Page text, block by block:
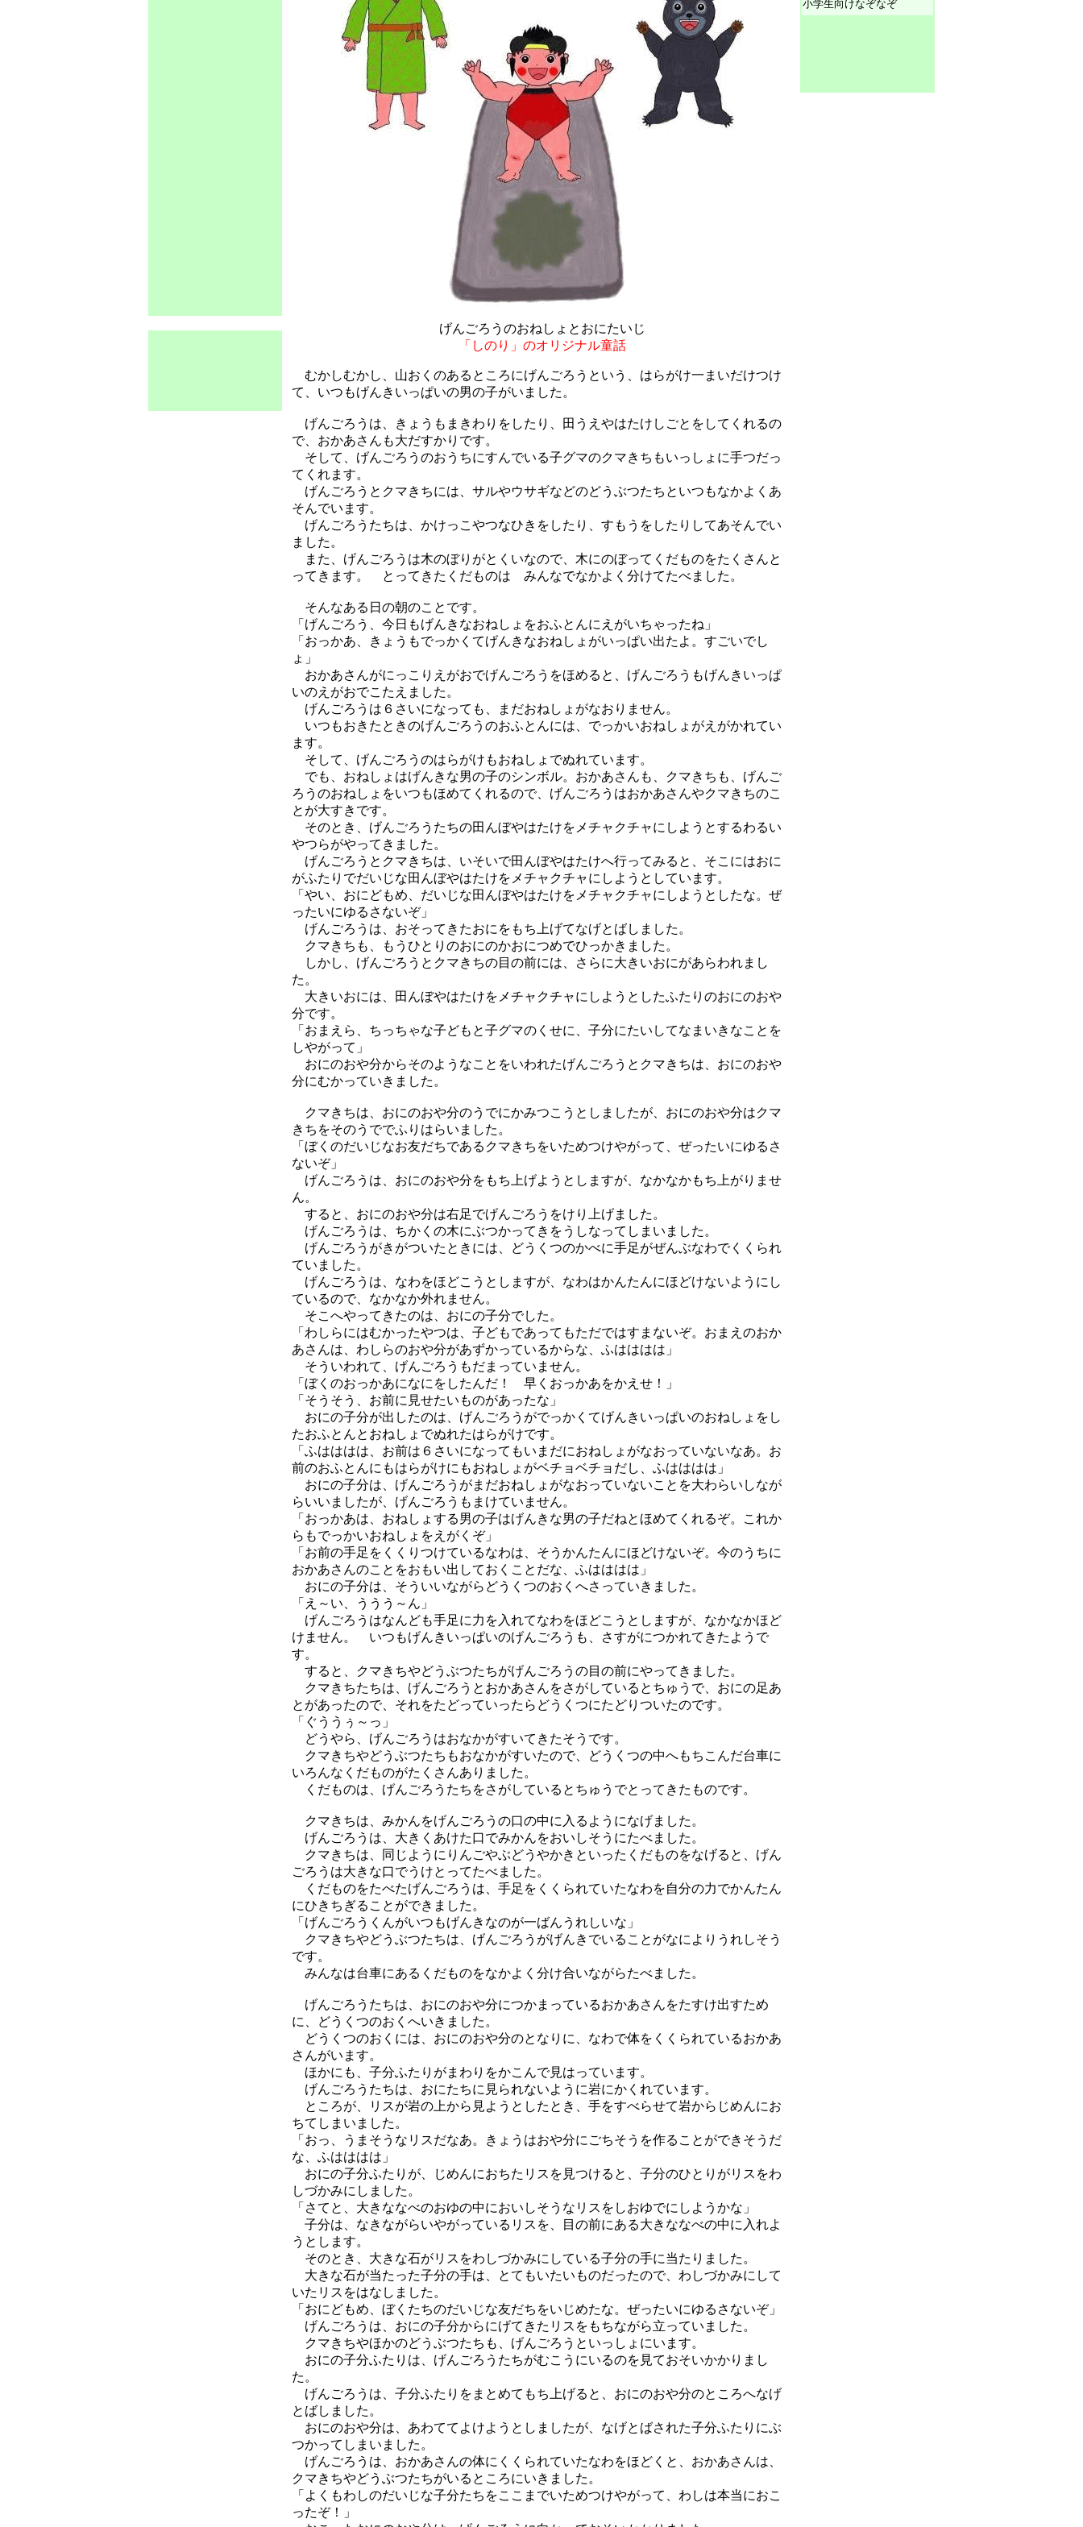
げんごろうのおねしょとおにたいじ
「しのり」のオリジナル童話
むかしむかし、山おくのあるところにげんごろうという、はらがけ一まいだけつけ
て、いつもげんきいっぱいの男の子がいました。
げんごろうは、きょうもまきわりをしたり、田うえやはたけしごとをしてくれるの
で、おかあさんも大だすかりです。
そして、げんごろうのおうちにすんでいる子グマのクマきちもいっしょに手つだっ
てくれます。
げんごろうとクマきちには、サルやウサギなどのどうぶつたちといつもなかよくあ
そんでいます。
げんごろうたちは、かけっこやつなひきをしたり、すもうをしたりしてあそんでい
ました。
また、げんごろうは木のぼりがとくいなので、木にのぼってくだものをたくさんと
ってきます。 とってきたくだものは みんなでなかよく分けてたべました。
そんなある日の朝のことです。
「げんごろう、今日もげんきなおねしょをおふとんにえがいちゃったね」
「おっかあ、きょうもでっかくてげんきなおねしょがいっぱい出たよ。すごいでし
ょ」
おかあさんがにっこりえがおでげんごろうをほめると、げんごろうもげんきいっぱ
いのえがおでこたえました。
げんごろうは６さいになっても、まだおねしょがなおりません。
いつもおきたときのげんごろうのおふとんには、でっかいおねしょがえがかれてい
ます。
そして、げんごろうのはらがけもおねしょでぬれています。
でも、おねしょはげんきな男の子のシンボル。おかあさんも、クマきちも、げんご
ろうのおねしょをいつもほめてくれるので、げんごろうはおかあさんやクマきちのこ
とが大すきです。
そのとき、げんごろうたちの田んぼやはたけをメチャクチャにしようとするわるい
やつらがやってきました。
げんごろうとクマきちは、いそいで田んぼやはたけへ行ってみると、そこにはおに
がふたりでだいじな田んぼやはたけをメチャクチャにしようとしています。
「やい、おにどもめ、だいじな田んぼやはたけをメチャクチャにしようとしたな。ぜ
ったいにゆるさないぞ」
げんごろうは、おそってきたおにをもち上げてなげとばしました。
クマきちも、もうひとりのおにのかおにつめでひっかきました。
しかし、げんごろうとクマきちの目の前には、さらに大きいおにがあらわれまし
た。
大きいおには、田んぼやはたけをメチャクチャにしようとしたふたりのおにのおや
分です。
「おまえら、ちっちゃな子どもと子グマのくせに、子分にたいしてなまいきなことを
しやがって」
おにのおや分からそのようなことをいわれたげんごろうとクマきちは、おにのおや
分にむかっていきました。
クマきちは、おにのおや分のうでにかみつこうとしましたが、おにのおや分はクマ
きちをそのうででふりはらいました。
「ぼくのだいじなお友だちであるクマきちをいためつけやがって、ぜったいにゆるさ
ないぞ」
げんごろうは、おにのおや分をもち上げようとしますが、なかなかもち上がりませ
ん。
すると、おにのおや分は右足でげんごろうをけり上げました。
げんごろうは、ちかくの木にぶつかってきをうしなってしまいました。
げんごろうがきがついたときには、どうくつのかべに手足がぜんぶなわでくくられ
ていました。
げんごろうは、なわをほどこうとしますが、なわはかんたんにほどけないようにし
ているので、なかなか外れません。
そこへやってきたのは、おにの子分でした。
「わしらにはむかったやつは、子どもであってもただではすまないぞ。おまえのおか
あさんは、わしらのおや分があずかっているからな、ふはははは」
そういわれて、げんごろうもだまっていません。
「ぼくのおっかあになにをしたんだ！ 早くおっかあをかえせ！」
「そうそう、お前に見せたいものがあったな」
おにの子分が出したのは、げんごろうがでっかくてげんきいっぱいのおねしょをし
たおふとんとおねしょでぬれたはらがけです。
「ふはははは、お前は６さいになってもいまだにおねしょがなおっていないなあ。お
前のおふとんにもはらがけにもおねしょがベチョベチョだし、ふはははは」
おにの子分は、げんごろうがまだおねしょがなおっていないことを大わらいしなが
らいいましたが、げんごろうもまけていません。
「おっかあは、おねしょする男の子はげんきな男の子だねとほめてくれるぞ。これか
らもでっかいおねしょをえがくぞ」
「お前の手足をくくりつけているなわは、そうかんたんにほどけないぞ。今のうちに
おかあさんのことをおもい出しておくことだな、ふはははは」
おにの子分は、そういいながらどうくつのおくへさっていきました。
「え～い、ううう～ん」
げんごろうはなんども手足に力を入れてなわをほどこうとしますが、なかなかほど
けません。 いつもげんきいっぱいのげんごろうも、さすがにつかれてきたようで
す。
すると、クマきちやどうぶつたちがげんごろうの目の前にやってきました。
クマきちたちは、げんごろうとおかあさんをさがしているとちゅうで、おにの足あ
とがあったので、それをたどっていったらどうくつにたどりついたのです。
「ぐううぅ～っ」
どうやら、げんごろうはおなかがすいてきたそうです。
クマきちやどうぶつたちもおなかがすいたので、どうくつの中へもちこんだ台車に
いろんなくだものがたくさんありました。
くだものは、げんごろうたちをさがしているとちゅうでとってきたものです。
クマきちは、みかんをげんごろうの口の中に入るようになげました。
げんごろうは、大きくあけた口でみかんをおいしそうにたべました。
クマきちは、同じようにりんごやぶどうやかきといったくだものをなげると、げん
ごろうは大きな口でうけとってたべました。
くだものをたべたげんごろうは、手足をくくられていたなわを自分の力でかんたん
にひきちぎることができました。
「げんごろうくんがいつもげんきなのが一ばんうれしいな」
クマきちやどうぶつたちは、げんごろうがげんきでいることがなによりうれしそう
です。
みんなは台車にあるくだものをなかよく分け合いながらたべました。
げんごろうたちは、おにのおや分につかまっているおかあさんをたすけ出すため
に、どうくつのおくへいきました。
どうくつのおくには、おにのおや分のとなりに、なわで体をくくられているおかあ
さんがいます。
ほかにも、子分ふたりがまわりをかこんで見はっています。
げんごろうたちは、おにたちに見られないように岩にかくれています。
ところが、リスが岩の上から見ようとしたとき、手をすべらせて岩からじめんにお
ちてしまいました。
「おっ、うまそうなリスだなあ。きょうはおや分にごちそうを作ることができそうだ
な、ふはははは」
おにの子分ふたりが、じめんにおちたリスを見つけると、子分のひとりがリスをわ
しづかみにしました。
「さてと、大きななべのおゆの中においしそうなリスをしおゆでにしようかな」
子分は、なきながらいやがっているリスを、目の前にある大きななべの中に入れよ
うとします。
そのとき、大きな石がリスをわしづかみにしている子分の手に当たりました。
大きな石が当たった子分の手は、とてもいたいものだったので、わしづかみにして
いたリスをはなしました。
「おにどもめ、ぼくたちのだいじな友だちをいじめたな。ぜったいにゆるさないぞ」
げんごろうは、おにの子分からにげてきたリスをもちながら立っていました。
クマきちやほかのどうぶつたちも、げんごろうといっしょにいます。
おにの子分ふたりは、げんごろうたちがむこうにいるのを見ておそいかかりまし
た。
げんごろうは、子分ふたりをまとめてもち上げると、おにのおや分のところへなげ
とばしました。
おにのおや分は、あわててよけようとしましたが、なげとばされた子分ふたりにぶ
つかってしまいました。
げんごろうは、おかあさんの体にくくられていたなわをほどくと、おかあさんは、
クマきちやどうぶつたちがいるところにいきました。
「よくもわしのだいじな子分たちをここまでいためつけやがって、わしは本当におこ
ったぞ！」
小学生向けなぞなぞ